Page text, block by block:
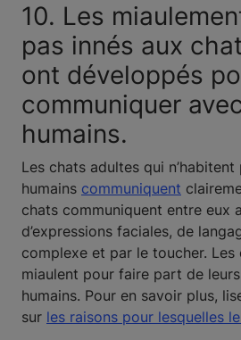
10. Les
pas innés aux
ont développés
communiquer
humains.
Les chats adultes qui
humains communiquent
chats communiquent entre eux
d’expressions faciales, de
complexe et par le toucher.
miaulent pour faire part de
humains. Pour en savoir plus,
sur les raisons pour lesquelles